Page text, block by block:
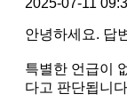
2025-07-11
안녕하세요. 답
특별한 언급이
다고 판단됩니